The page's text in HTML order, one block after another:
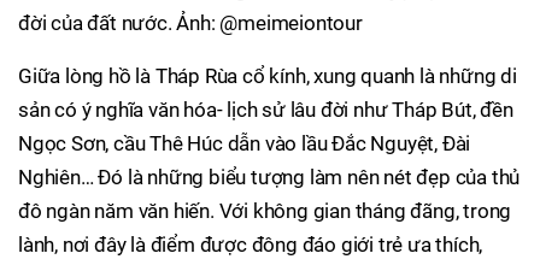
đời của đất nước. Ảnh: @meimeiontour
Giữa lòng hồ là Tháp Rùa cổ kính, xung quanh là những di
sản có ý nghĩa văn hóa- lịch sử lâu đời như Tháp Bút, đền
Ngọc Sơn, cầu Thê Húc dẫn vào lầu Đắc Nguyệt, Đài
Nghiên… Đó là những biểu tượng làm nên nét đẹp của thủ
đô ngàn năm văn hiến. Với không gian tháng đãng, trong
lành, nơi đây là điểm được đông đáo giới trẻ ưa thích,